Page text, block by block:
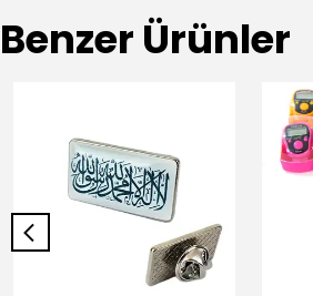
Benzer Ürünler